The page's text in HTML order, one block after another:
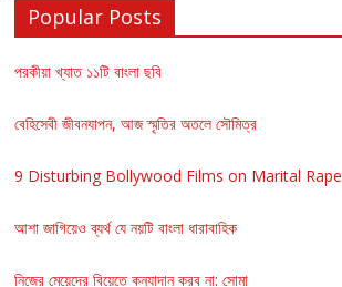
Popular Posts
পরকীয়া খ্যাত ১১টি বাংলা ছবি
বেহিসেবী জীবনযাপন, আজ স্মৃতির অতলে সৌমিত্র
9 Disturbing Bollywood Films on Marital Rape
আশা জাগিয়েও ব্যর্থ যে নয়টি বাংলা ধারাবাহিক
নিজের মেয়েদের বিয়েতে কন্যাদান করব না: সোমা